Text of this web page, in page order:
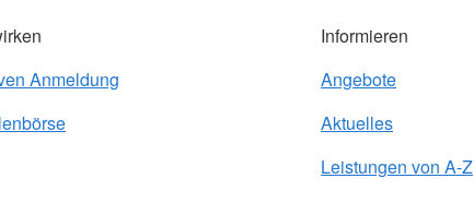
Anmeldung
Informieren
Angebote
Aktuelles
Leistungen von A-Z